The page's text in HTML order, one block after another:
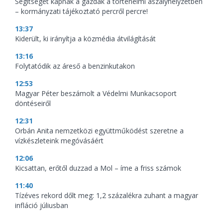
– kormányzati tájékoztató percről percre!
13:37
Kiderült, ki irányítja a közmédia átvilágítását
13:16
Folytatódik az áreső a benzinkutakon
12:53
Magyar Péter beszámolt a Védelmi Munkacsoport
döntéseiről
12:31
Orbán Anita nemzetközi együttműködést szeretne a
vízkészleteink megóvásáért
12:06
Kicsattan, erőtől duzzad a Mol – íme a friss számok
11:40
Tízéves rekord dőlt meg: 1,2 százalékra zuhant a magyar
infláció júliusban